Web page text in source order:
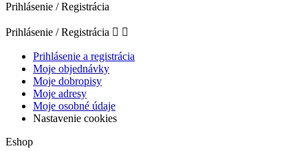
Prihlásenie / Registrácia
Prihlásenie / Registrácia  
Prihlásenie a registrácia
Moje objednávky
Moje dobropisy
Moje adresy
Moje osobné údaje
Nastavenie cookies
Eshop